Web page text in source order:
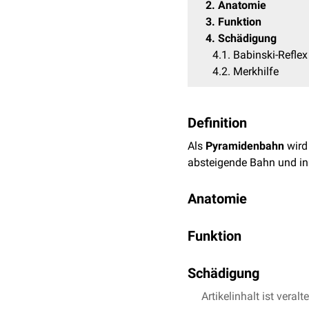
2 Anatomie
3 Funktion
4 Schädigung
4.1
Babinski-Reflex
4.2 Merkhilfe
Definition
Als Pyramidenbahn
absteigende Bahn und
Anatomie
denTractus
Der Tractus
Pyramidein derMedulla
Funktion
zugeordnet - in
Grobmotorik bzw.
Schädigung
Eine Schädigung der
Artikelinhalt ist